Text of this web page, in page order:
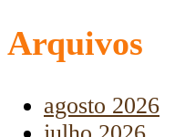
Arquivos
agosto 2026